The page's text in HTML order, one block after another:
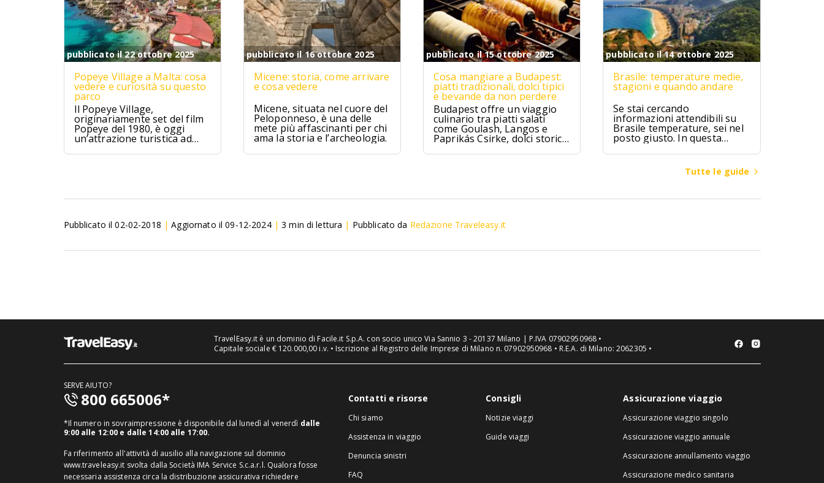
pubblicato il 22 ottobre 2025
Popeye Village a Malta: cosa
vedere e curiosità su questo
parco
Il Popeye Village,
originariamente set del film
Popeye del 1980, è oggi
un’attrazione turistica ad
pubblicato il 16 ottobre 2025
Micene: storia, come arrivare
e cosa vedere
Micene, situata nel cuore del
Peloponneso, è una delle
mete più affascinanti per chi
ama la storia e l’archeologia.
pubblicato il 15 ottobre 2025
Cosa mangiare a Budapest:
piatti tradizionali, dolci tipici
e bevande da non perdere
Budapest offre un viaggio
culinario tra piatti salati
come Goulash, Langos e
Paprikás Csirke, dolci storici
come Dobos Torte e
Kürtőskalács, e distillati tipici
pubblicato il 14 ottobre 2025
Brasile: temperature medie,
stagioni e quando andare
Se stai cercando
informazioni attendibili su
Brasile temperature, sei nel
posto giusto. In questa
guida troverai valori medi
mensili, differenze climatiche
tra regioni (Amazzonia,
Nord-Est, Sud-Est, Sud,
quando andare in Brasile per
Tutte le guide
Pubblicato il02-02-2018 |Aggiornato il09-12-2024|3 min di lettura | Pubblicato da Redazione Traveleasy.it
TravelEasy.it è un dominio di Facile.it S.p.A. con socio unico Via Sannio 3 - 20137 Milano | P.IVA 07902950968 •
Capitale sociale € 120.000,00 i.v. • Iscrizione al Registro delle Imprese di Milano n. 07902950968 • R.E.A. di Milano: 2062305 •
SERVE AIUTO?
800 665006*
*Il numero in sovraimpressione è disponibile dal lunedì al venerdì dalle
9:00 alle 12:00 e dalle 14:00 alle 17:00.
Fa riferimento all'attività di ausilio alla navigazione sul dominio
www.traveleasy.it svolta dalla Società IMA Service S.c.a.r.l. Qualora fosse
necessaria assistenza circa la distribuzione assicurativa richiedere
Contatti e risorse
Chi siamo
Assistenza in viaggio
Denuncia sinistri
FAQ
Consigli
Notizie viaggi
Guide viaggi
Assicurazione viaggio
Assicurazione viaggio singolo
Assicurazione viaggio annuale
Assicurazione annullamento viaggio
Assicurazione medico sanitaria